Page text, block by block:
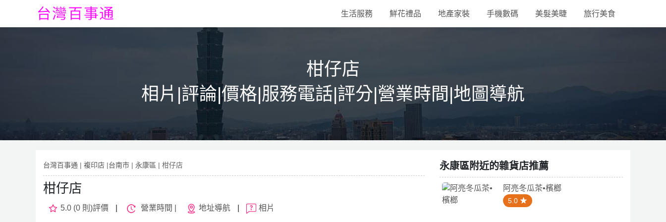
生活服務 鮮花禮品 地產家裝 手機數碼 美髮美睫 旅行美食
柑仔店
相片|評論|價格|服務電話|評分|營業時間|地圖導航
台灣百事通 | 複印店 |台南市 | 永康區 | 柑仔店
柑仔店
5.0 (0 則)評價 營業時間 | 地址導航 相片
永康區附近的雜貨店推薦
阿亮冬瓜茶•檳榔
5.0